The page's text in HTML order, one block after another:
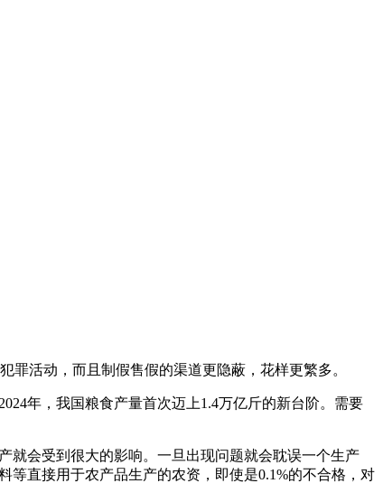
活动，而且制假售假的渠道更隐蔽，花样更繁多。
年，我国粮食产量首次迈上1.4万亿斤的新台阶。需要
会受到很大的影响。一旦出现问题就会耽误一个生产
等直接用于农产品生产的农资，即使是0.1%的不合格，对